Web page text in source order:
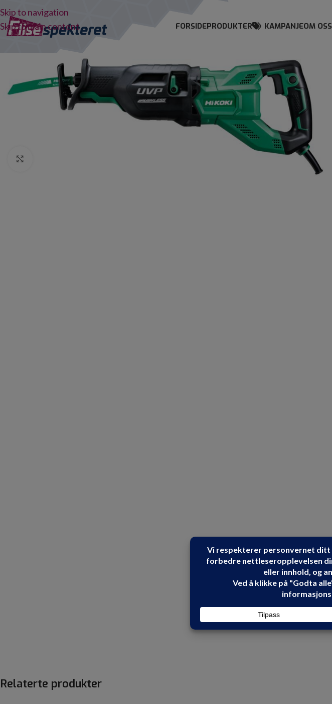
Skip to navigation
Skip to main content
FORSIDEPRODUKTER KAMPANJEOM OSS
Relaterte produkter